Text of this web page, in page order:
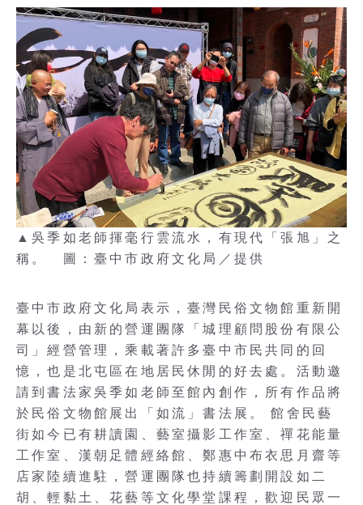
▲吳季如老師揮毫行雲流水，有現代「張旭」之
稱。 圖：臺中市政府文化局／提供
臺中市政府文化局表示，臺灣民俗文物館重新開
幕以後，由新的營運團隊「城理顧問股份有限公
司」經營管理，乘載著許多臺中市民共同的回
憶，也是北屯區在地居民休閒的好去處。活動邀
請到書法家吳季如老師至館內創作，所有作品將
於民俗文物館展出「如流」書法展。 館舍民藝
街如今已有耕讀園、藝室攝影工作室、禪花能量
工作室、漢朝足體經絡館、鄭惠中布衣思月齋等
店家陸續進駐，營運團隊也持續籌劃開設如二
胡、輕黏土、花藝等文化學堂課程，歡迎民眾一